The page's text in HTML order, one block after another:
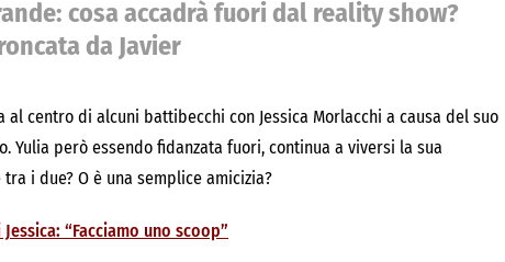
cosa accadrà fuori dal reality show?
da Javier
centro di alcuni battibecchi con Jessica Morlacchi a causa del suo
Yulia però essendo fidanzata fuori, continua a viversi la sua
i due? O è una semplice amicizia?
“Facciamo uno scoop”